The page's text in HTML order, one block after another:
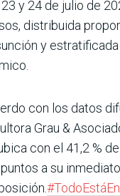
y 24 de julio de
distribuida
y
con los datos
Grau &
con el 41,2 %
a su